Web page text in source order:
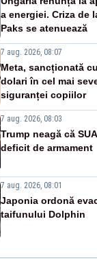
a energiei. Criza de
Paks se atenuează
7 aug. 2026, 08:07
Meta, sancționată
dolari în cel mai
siguranței copiilor
7 aug. 2026, 08:03
Trump neagă că
deficit de armament
7 aug. 2026, 08:01
Japonia ordonă
taifunului Dolphin